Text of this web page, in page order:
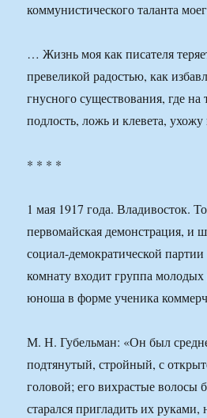
коммунистического таланта
… Жизнь моя как писателя
превеликой радостью, как
гнусного существования, где на
подлость, ложь и клевета,
* * * *
1 мая 1917 года. Владивосток.
первомайская демонстрация, и
социал-демократической
комнату входит группа молодых
юноша в форме ученика
М. Н. Губельман: «Он был
подтянутый, стройный, с
головой; его вихрастые
старался пригладить их руками,